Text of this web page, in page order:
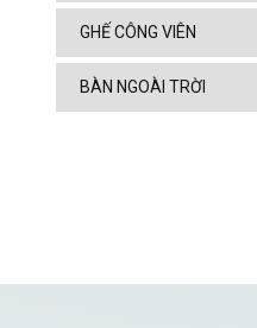
GHẾ CÔNG VIÊN
BÀN NGOÀI TRỜI